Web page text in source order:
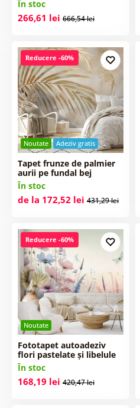
În stoc
266,61 lei 666,54 lei
Noutate Adeziv gratis
Reducere -60%
Tapet frunze de palmier
aurii pe fundal bej
În stoc
de la 172,52 lei 431,29 lei
Noutate
Reducere -60%
Fototapet autoadeziv
flori pastelate și libelule
În stoc
168,19 lei 420,47 lei